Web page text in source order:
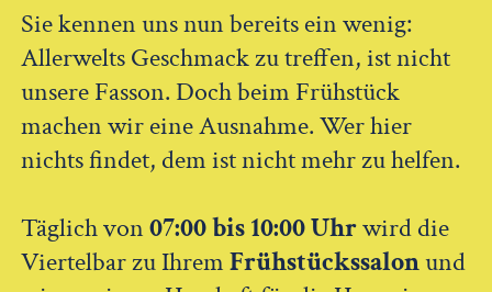
Sie kennen uns nun bereits ein wenig:
Allerwelts Geschmack zu treffen, ist nicht
unsere Fasson. Doch beim Frühstück
machen wir eine Ausnahme. Wer hier
nichts findet, dem ist nicht mehr zu helfen.
Täglich von 07:00 bis 10:00 Uhrwird die
Viertelbar zu Ihrem Frühstückssalonund